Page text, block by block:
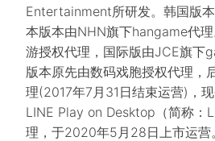
Entertainment所研发。韩国版
本版本由NHN旗下hangame代
游授权代理，国际版由JCE旗下
版本原先由数码戏胞授权代理，
理(2017年7月31日结束运营)，
LINE Play on Desktop（简称：
理，于2020年5月28日上市运营。